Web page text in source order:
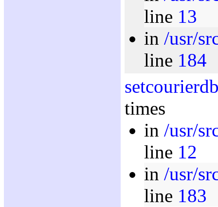
line 13
in /usr/
line 184
times
in /usr/
line 12
in /usr/
line 183